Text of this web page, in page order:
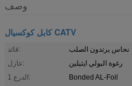
وصف
كابل كوكسيال CATV
قائد:
نحاس يرتدون الصلب
عازل:
رغوة البولي ايثيلين
الدرع 1:
Bonded AL-Foil